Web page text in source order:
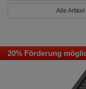
Alle
20% Förderung